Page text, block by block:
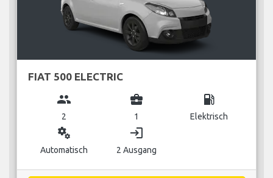
FIAT 500 ELECTRIC
group
2
business_center
1
local_gas_station
Elektrisch
miscellaneous_services
Automatisch
login
2 Ausgang